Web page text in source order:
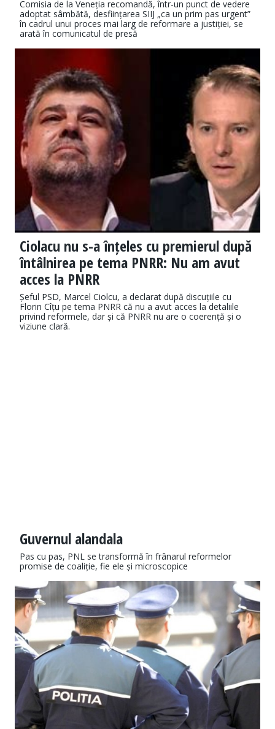
Comisia de la Veneția recomandă, într-un punct de vedere
adoptat sâmbătă, desființarea SIIJ „ca un prim pas urgent”
în cadrul unui proces mai larg de reformare a justiției, se
arată în comunicatul de presă
Ciolacu nu s-a înțeles cu premierul după
întâlnirea pe tema PNRR: Nu am avut
acces la PNRR
Șeful PSD, Marcel Ciolcu, a declarat după discuțiile cu
Florin Cîțu pe tema PNRR că nu a avut acces la detaliile
privind reformele, dar și că PNRR nu are o coerență și o
viziune clară.
Guvernul alandala
Pas cu pas, PNL se transformă în frânarul reformelor
promise de coaliție, fie ele și microscopice